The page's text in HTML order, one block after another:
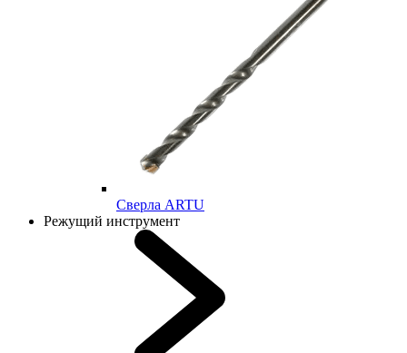
Cверла ARTU
Режущий инструмент